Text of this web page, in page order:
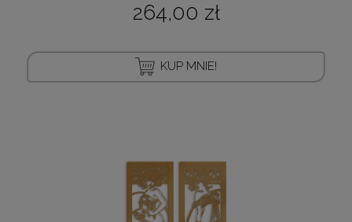
264,00 zł
KUP MNIE!